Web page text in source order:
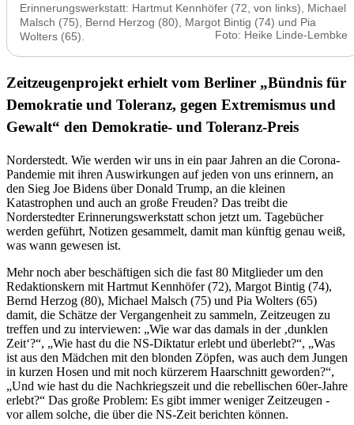
Erinnerungswerkstatt: Hartmut Kennhöfer (72, von links), Michael
Malsch (75), Bernd Herzog (80), Margot Bintig (74) und Pia
Wolters (65).
Foto: Heike Linde-Lembke
Zeitzeugenprojekt erhielt vom Berliner
Bündnis für
Demokratie und Toleranz, gegen Extremismus und
Gewalt
den Demokratie- und Toleranz-Preis
Norderstedt. Wie werden wir uns in ein paar Jahren an die Corona-
Pandemie mit ihren Auswirkungen auf jeden von uns erinnern, an
den Sieg Joe Bidens über Donald Trump, an die kleinen
Katastrophen und auch an große Freuden? Das treibt die
Norderstedter Erinnerungswerkstatt schon jetzt um. Tagebücher
werden geführt, Notizen gesammelt, damit man künftig genau weiß,
was wann gewesen ist.
Mehr noch aber beschäftigen sich die fast 80 Mitglieder um den
Redaktionskern mit Hartmut Kennhöfer (72), Margot Bintig (74),
Bernd Herzog (80), Michael Malsch (75) und Pia Wolters (65)
damit, die Schätze der Vergangenheit zu sammeln, Zeitzeugen zu
treffen und zu interviewen:
Wie war das damals in der dunklen
Zeit ? , Wie hast du die NS-Diktatur erlebt und überlebt? ,
Was
ist aus den Mädchen mit den blonden Zöpfen, was auch dem Jungen
in kurzen Hosen und mit noch kürzerem Haarschnitt geworden? ,
Und wie hast du die Nachkriegszeit und die rebellischen 60er-Jahre
erlebt?
Das große Problem: Es gibt immer weniger Zeitzeugen -
vor allem solche, die über die NS-Zeit berichten können.